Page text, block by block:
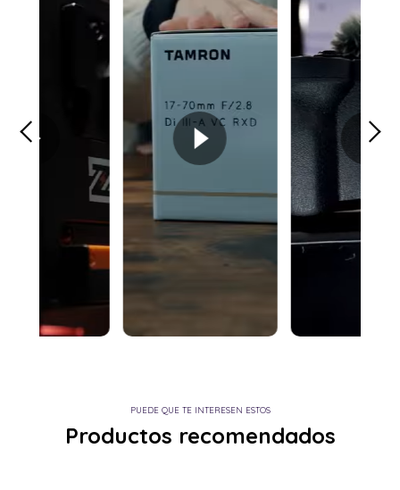
PUEDE QUE TE INTERESEN ESTOS
Productos recomendados